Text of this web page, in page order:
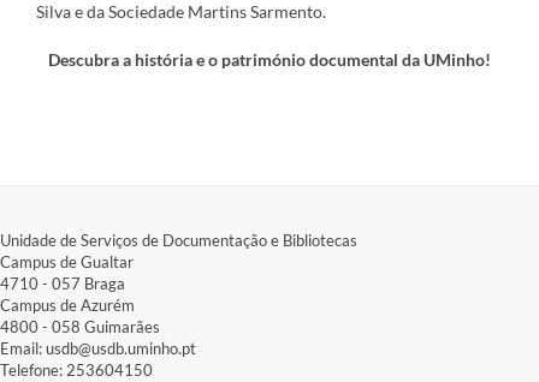
Silva e da Sociedade Martins Sarmento.
Descubra a história e o património documental da UMinho!
Unidade de Serviços de Documentação e Bibliotecas
Campus de Gualtar​
4710 - ​057 Braga
Campus de Azurém​
4800 - ​058 Guimarães
Email: usdb@usdb.uminho.pt
Telefone: 253604150